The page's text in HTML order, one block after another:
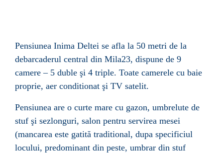
Pensiunea Inima Deltei se afla la 50 metri de la
debarcaderul central din Mila23, dispune de 9
camere – 5 duble şi 4 triple. Toate camerele cu baie
proprie, aer conditionat şi TV satelit.
Pensiunea are o curte mare cu gazon, umbrelute de
stuf şi sezlonguri, salon pentru servirea mesei
(mancarea este gatită traditional, dupa specificiul
locului, predominant din peste, umbrar din stuf